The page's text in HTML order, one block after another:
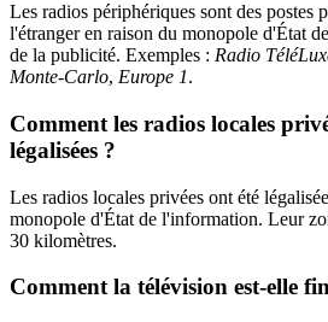
Les radios périphériques sont des postes
l'étranger en raison du monopole d'État
de la publicité. Exemples : Radio
Monte-Carlo, Europe 1.
Comment les radios locales
légalisées ?
Les radios locales privées ont été
monopole d'État de l'information. Leur
30 kilomètres.
Comment la télévision est-elle